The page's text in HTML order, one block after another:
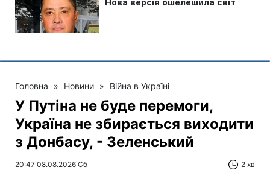
Головна » Новини » Війна в Україні
У Путіна не буде перемоги,
Україна не збирається виходити
з Донбасу, - Зеленський
20:47 08.08.2026 Сб 2 хв